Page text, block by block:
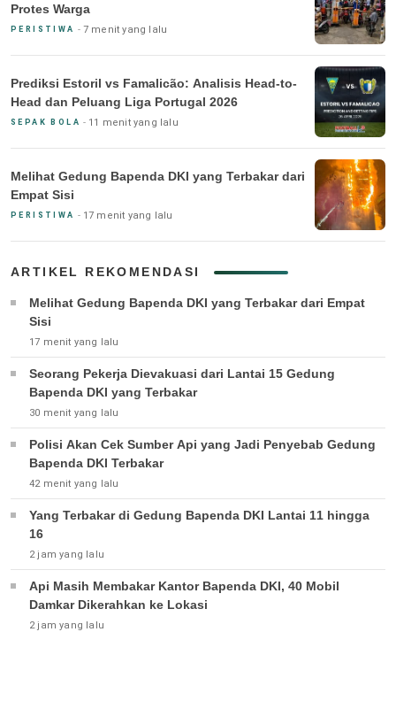
Protes Warga
PERISTIWA 7 menit yang lalu
Prediksi Estoril vs Famalicão: Analisis Head-to-
Head dan Peluang Liga Portugal 2026
SEPAK BOLA 11 menit yang lalu
Melihat Gedung Bapenda DKI yang Terbakar dari
Empat Sisi
PERISTIWA 17 menit yang lalu
ARTIKEL REKOMENDASI
Melihat Gedung Bapenda DKI yang Terbakar dari Empat
Sisi
17 menit yang lalu
Seorang Pekerja Dievakuasi dari Lantai 15 Gedung
Bapenda DKI yang Terbakar
30 menit yang lalu
Polisi Akan Cek Sumber Api yang Jadi Penyebab Gedung
Bapenda DKI Terbakar
42 menit yang lalu
Yang Terbakar di Gedung Bapenda DKI Lantai 11 hingga
16
2 jam yang lalu
Api Masih Membakar Kantor Bapenda DKI, 40 Mobil
Damkar Dikerahkan ke Lokasi
2 jam yang lalu